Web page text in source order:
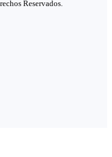
Reservados.